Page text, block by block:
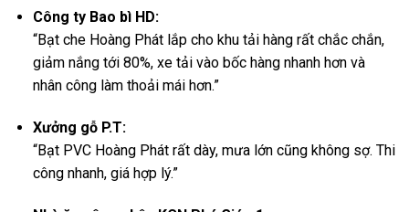
Công ty Bao bì HD:
“Bạt che Hoàng Phát lắp cho khu tải hàng rất chắc chắn,
giảm nắng tới 80%, xe tải vào bốc hàng nhanh hơn và
nhân công làm thoải mái hơn.”
Xưởng gỗ P.T:
“Bạt PVC Hoàng Phát rất dày, mưa lớn cũng không sợ. Thi
công nhanh, giá hợp lý.”